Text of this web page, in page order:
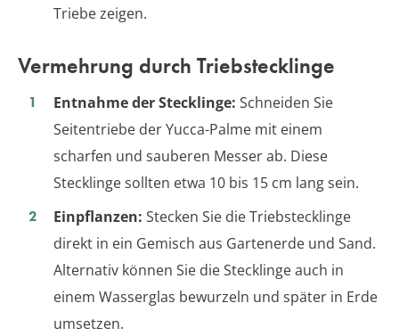
Triebe zeigen.
Vermehrung durch Triebstecklinge
Entnahme der Stecklinge: Schneiden Sie
Seitentriebe der Yucca-Palme mit einem
scharfen und sauberen Messer ab. Diese
Stecklinge sollten etwa 10 bis 15 cm lang sein.
Einpflanzen: Stecken Sie die Triebstecklinge
direkt in ein Gemisch aus Gartenerde und Sand.
Alternativ können Sie die Stecklinge auch in
einem Wasserglas bewurzeln und später in Erde
umsetzen.